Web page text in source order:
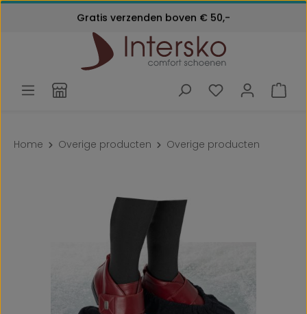
Ga naar de hoofdinhoud
24 maanden garantie
Klantenservice: 072 - 571 79 79
Gratis verzenden boven € 50,-
Home Overige producten Overige producten